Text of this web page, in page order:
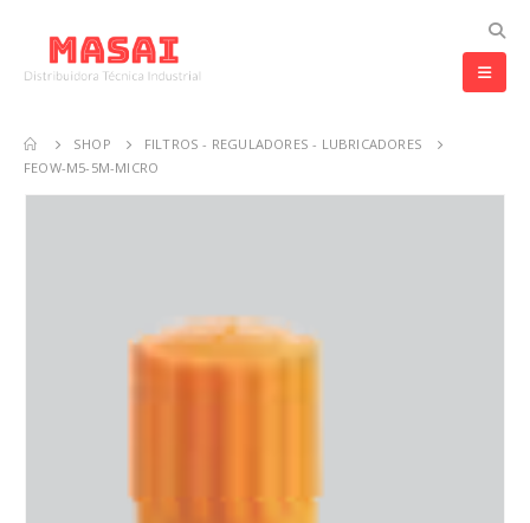
SHOP
FILTROS - REGULADORES - LUBRICADORES
FEOW-M5-5M-MICRO